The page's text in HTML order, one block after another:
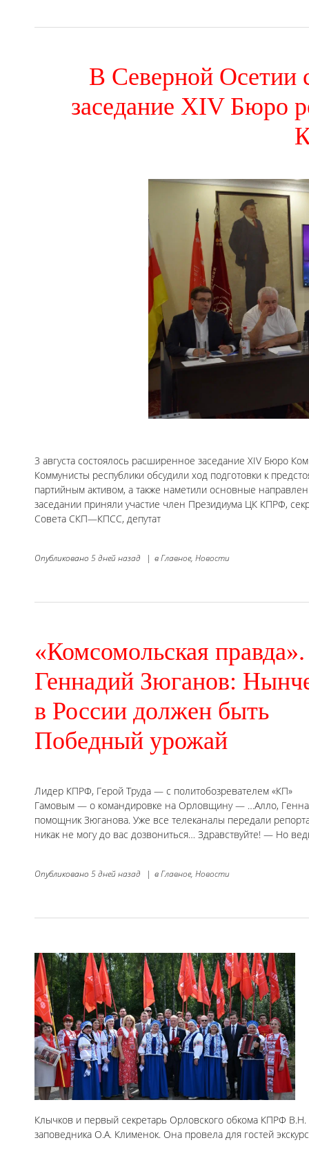
В Северной Осетии
заседание XIV Бюро
3 августа состоялось расширенное заседание XIV Бюро
Коммунисты республики обсудили ход подготовки к
партийным активом, а также наметили основные
заседании приняли участие член Президиума ЦК КПРФ,
Совета СКП—КПСС, депутат
Опубликовано 5 дней назад | вГлавное, Новости
«Комсомольская правда».
Геннадий Зюганов:
в России должен быть
Победный урожай
Лидер КПРФ, Герой Труда — с политобозревателем «КП»
Гамовым — о командировке на Орловщину — …Алло,
помощник Зюганова. Уже все телеканалы передали
никак не могу до вас дозвониться… Здравствуйте! — Но
Опубликовано 5 дней назад | вГлавное, Новости
Клычков и первый секретарь Орловского обкома КПРФ
заповедника О.А. Клименок. Она провела для гостей